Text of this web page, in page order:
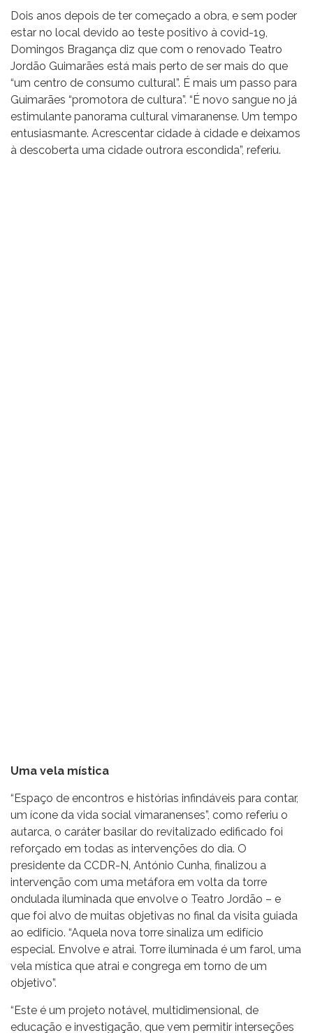
Dois anos depois de ter começado a obra, e sem poder
estar no local devido ao teste positivo à covid-19,
Domingos Bragança diz que com o renovado Teatro
Jordão Guimarães está mais perto de ser mais do que
“um centro de consumo cultural”. É mais um passo para
Guimarães “promotora de cultura”. “É novo sangue no já
estimulante panorama cultural vimaranense. Um tempo
entusiasmante. Acrescentar cidade à cidade e deixamos
à descoberta uma cidade outrora escondida”, referiu.
Uma vela mística
“Espaço de encontros e histórias infindáveis para contar,
um ícone da vida social vimaranenses”, como referiu o
autarca, o caráter basilar do revitalizado edificado foi
reforçado em todas as intervenções do dia. O
presidente da CCDR-N, António Cunha, finalizou a
intervenção com uma metáfora em volta da torre
ondulada iluminada que envolve o Teatro Jordão – e
que foi alvo de muitas objetivas no final da visita guiada
ao edifício. “Aquela nova torre sinaliza um edifício
especial. Envolve e atrai. Torre iluminada é um farol, uma
vela mística que atrai e congrega em torno de um
objetivo”.
“Este é um projeto notável, multidimensional, de
educação e investigação, que vem permitir interseções